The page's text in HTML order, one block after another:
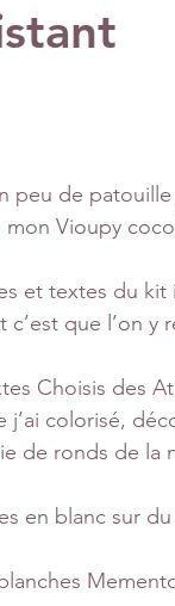
DT Tiffany DT
Invitées surprise
peu de
Vioupy
et textes du
c’est que l’on
Choisis des
j’ai colorisé,
de ronds de la
en blanc sur